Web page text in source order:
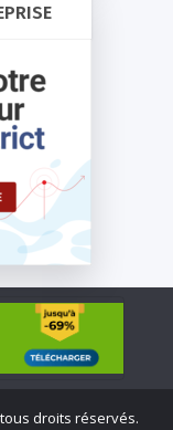
tous droits réservés.